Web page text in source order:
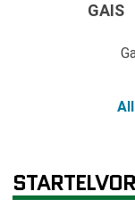
GAIS
STARTELVOR